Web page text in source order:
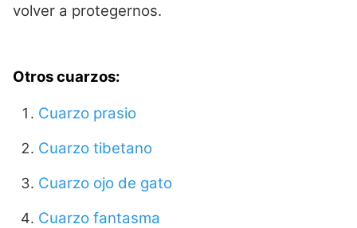
volver a protegernos.
Otros cuarzos:
Cuarzo prasio
Cuarzo tibetano
Cuarzo ojo de gato
Cuarzo fantasma